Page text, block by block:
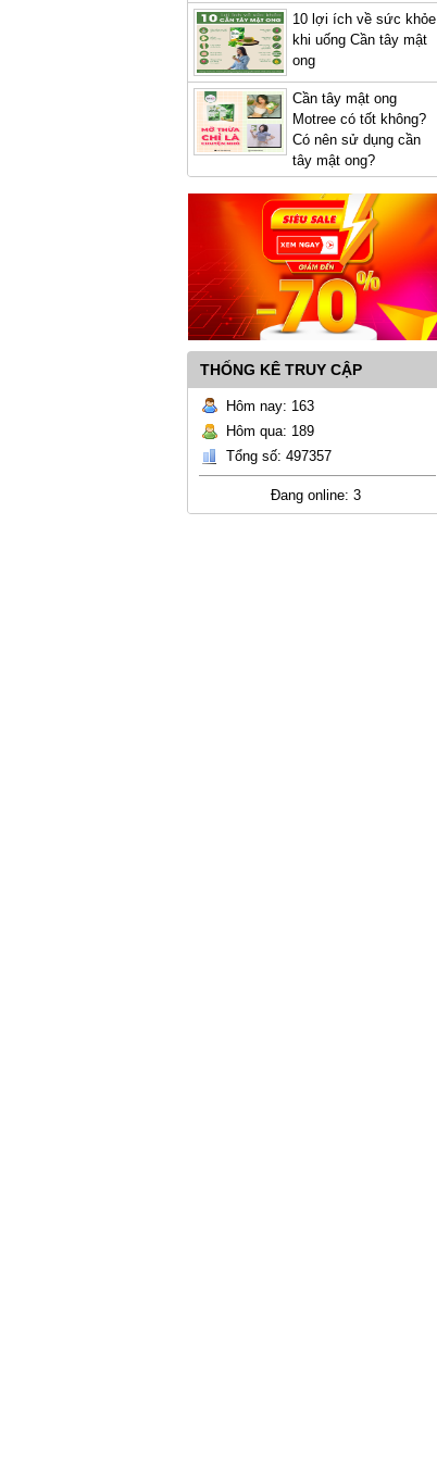
10 lợi ích về sức khỏe
khi uống Cần tây mật
ong
Cần tây mật ong
Motree có tốt không?
Có nên sử dụng cần
tây mật ong?
THỐNG KÊ TRUY CẬP
Hôm nay: 163
Hôm qua: 189
Tổng số: 497357
Đang online: 3